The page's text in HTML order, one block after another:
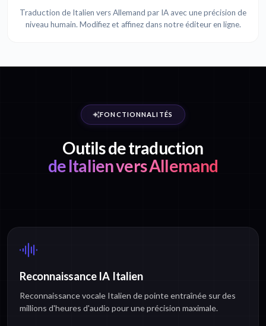
Traduction de Italien vers Allemand par IA avec une précision de
niveau humain. Modifiez et affinez dans notre éditeur en ligne.
FONCTIONNALITÉS
Outils de traduction
de Italien vers Allemand
Reconnaissance IA Italien
Reconnaissance vocale Italien de pointe entraînée sur des
millions d'heures d'audio pour une précision maximale.